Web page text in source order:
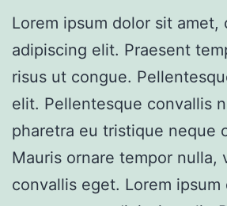
Lorem ipsum dolor sit amet,
adipiscing elit. Praesent
risus ut congue.
elit. Pellentesque convallis
pharetra eu tristique neque
Mauris ornare tempor nulla,
convallis eget. Lorem ipsum